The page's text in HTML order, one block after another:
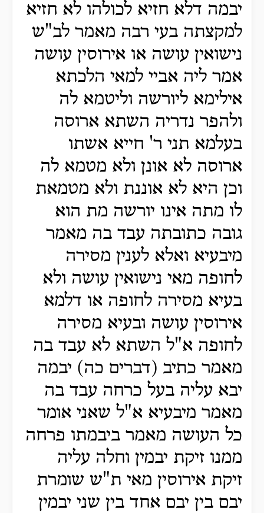
יבמה דלא חזיא לכולהו לא חזיא
למקצתה בעי רבה מאמר לב"ש
נישואין עושה או אירוסין עושה
אמר ליה אביי למאי הלכתא
אילימא ליורשה וליטמא לה
ולהפר נדריה השתא ארוסה
בעלמא תני ר' חייא אשתו
ארוסה לא אונן ולא מטמא לה
וכן היא לא אוננת ולא מטמאת
לו מתה אינו יורשה מת הוא
גובה כתובתה עבד בה מאמר
מיבעיא ואלא לענין מסירה
לחופה מאי נישואין עושה ולא
בעיא מסירה לחופה או דלמא
אירוסין עושה ובעיא מסירה
לחופה א"ל השתא לא עבד בה
מאמר כתיב (דברים כה) יבמה
יבא עליה בעל כרחה עבד בה
מאמר מיבעיא א"ל שאני אומר
כל העושה מאמר ביבמתו פרחה
ממנו זיקת יבמין וחלה עליה
זיקת אירוסין מאי ת"ש שומרת
יבם בין יבם אחד בין שני יבמין